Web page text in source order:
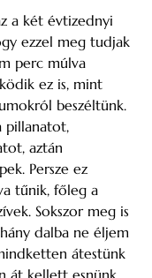
a két évtizednyi
ezzel meg tudjak
perc múlva
ez is, mint
beszéltünk.
pillanatot,
aztán
Persze ez
tűnik, főleg a
Sokszor meg is
dalba ne éljem
átestünk